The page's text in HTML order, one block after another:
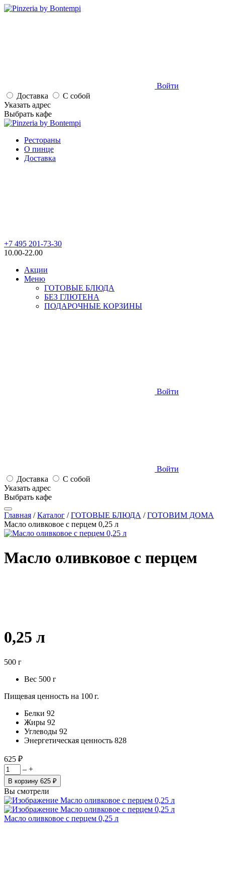
Войти
Доставка
С собой
Указать адрес
Выбрать кафе
Рестораны
О пинце
Доставка
+7 495 201-73-30
10.00-22.00
Акции
Меню
ГОТОВЫЕ БЛЮДА
БЕЗ ГЛЮТЕНА
ПОДАРОЧНЫЕ КОРЗИНЫ
Войти
Войти
Доставка
С собой
Указать адрес
Выбрать кафе
Главная / Каталог / ГОТОВЫЕ БЛЮДА / ГОТОВИМ ДОМА
Масло оливковое с перцем 0,25 л
Масло оливковое с перцем
0,25 л
500 г
Вес 500 г
Пищевая ценность на 100 г.
Белки 92
Жиры 92
Углеводы 92
Энергетическая ценность 828
625 ₽
– +
В корзину 625 ₽
Вы смотрели
Масло оливковое с перцем 0,25 л